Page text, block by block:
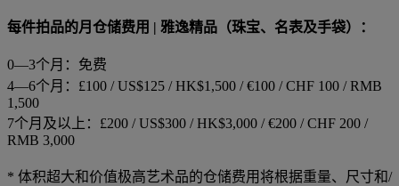
每件拍品的月仓储费用 | 雅逸精品（珠宝、名表及手袋）：
0—3个月：免费
4—6个月：£100 / US$125 / HK$1,500 / €100 / CHF 100 / RMB
1,500
7个月及以上：£200 / US$300 / HK$3,000 / €200 / CHF 200 /
RMB 3,000
* 体积超大和价值极高艺术品的仓储费用将根据重量、尺寸和/